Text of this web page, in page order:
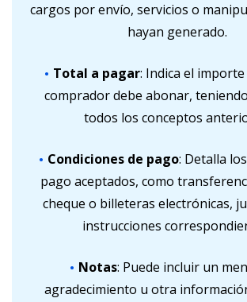
cargos por envío, servicios o
hayan generado.
Total a pagar: Indica el
comprador debe abonar,
todos los conceptos
Condiciones de pago: Detalla
pago aceptados, como
cheque o billeteras electrónicas,
instrucciones
Notas: Puede incluir un
agradecimiento u otra